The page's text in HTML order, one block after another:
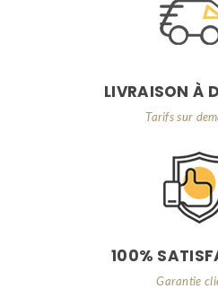
LIVRAISON À
Tarifs sur
100%
Garantie